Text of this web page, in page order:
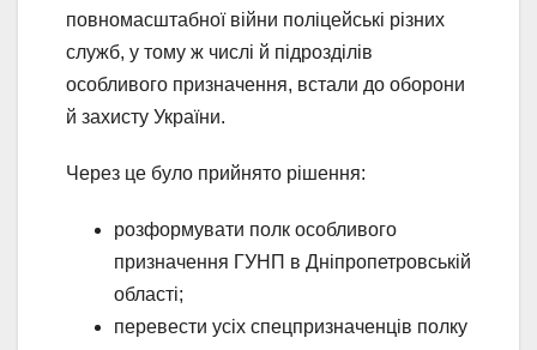
повномасштабної війни поліцейські різних
служб, у тому ж числі й підрозділів
особливого призначення, встали до оборони
й захисту України.
Через це було прийнято рішення:
розформувати полк особливого
призначення ГУНП в Дніпропетровській
області;
перевести усіх спецпризначенців полку